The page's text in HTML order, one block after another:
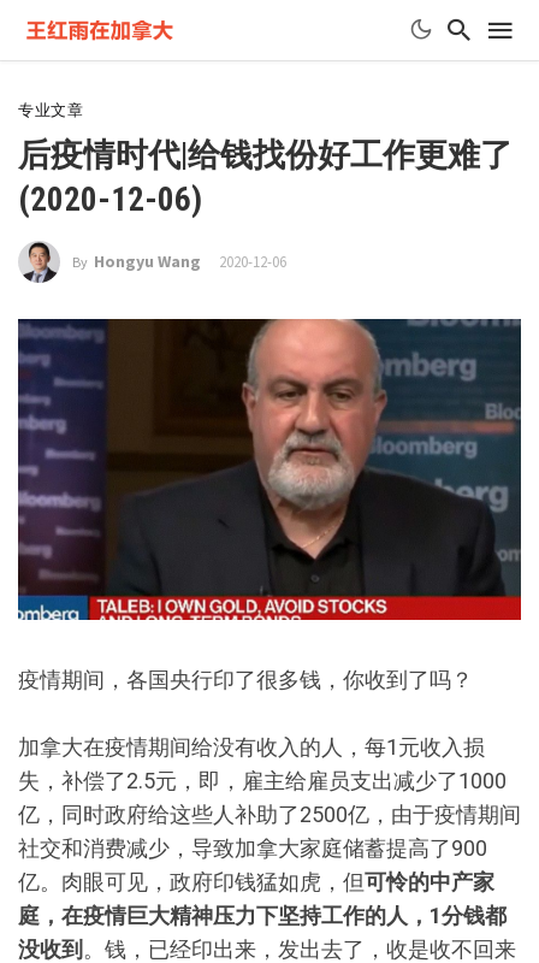
专业文章
后疫情时代|给钱找份好工作更难了
(2020-12-06)
By Hongyu Wang 2020-12-06
疫情期间，各国央行印了很多钱，你收到了吗？
加拿大在疫情期间给没有收入的人，每1元收入损
失，补偿了2.5元，即，雇主给雇员支出减少了1000
亿，同时政府给这些人补助了2500亿，由于疫情期间
社交和消费减少，导致加拿大家庭储蓄提高了900
亿。肉眼可见，政府印钱猛如虎，但可怜的中产家
庭，在疫情巨大精神压力下坚持工作的人， 1分钱都
没收到 。钱，已经印出来，发出去了，收是收不回来